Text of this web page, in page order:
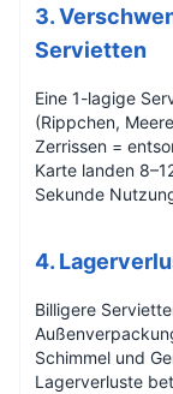
3.
Servietten
Eine 1-lagige
(Rippchen,
Zerrissen =
Karte landen
Sekunde
4.
Billigere
Schimmel und
Lagerverluste